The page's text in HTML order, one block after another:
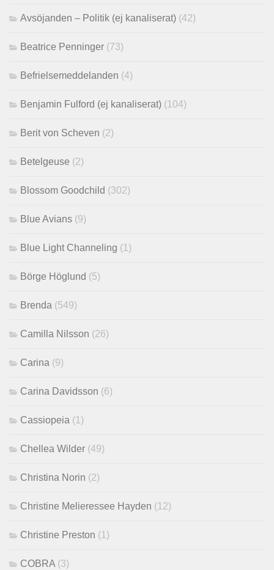
Avsöjanden – Politik (ej kanaliserat) (42)
Beatrice Penninger (73)
Befrielsemeddelanden (4)
Benjamin Fulford (ej kanaliserat) (104)
Berit von Scheven (2)
Betelgeuse (2)
Blossom Goodchild (302)
Blue Avians (9)
Blue Light Channeling (1)
Börge Höglund (5)
Brenda (549)
Camilla Nilsson (26)
Carina (9)
Carina Davidsson (6)
Cassiopeia (1)
Chellea Wilder (49)
Christina Norin (2)
Christine Melieressee Hayden (12)
Christine Preston (1)
COBRA (3)